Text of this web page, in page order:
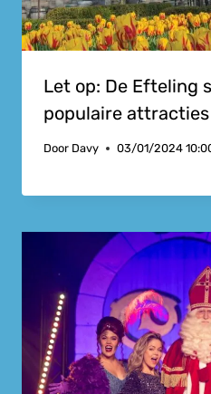
Let op: De Efteling
populaire
Door Davy 03/01/2024